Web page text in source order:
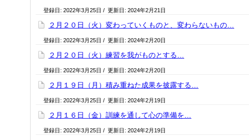
登録日: 2022年3月25日 / 更新日: 2024年2月21日
２月２０日（火）変わっていくものと、変わらないもの…
登録日: 2022年3月25日 / 更新日: 2024年2月20日
２月２０日（火）練習を我がものとする…
登録日: 2022年3月25日 / 更新日: 2024年2月20日
２月１９日（月）積み重ねた成果を披露する…
登録日: 2022年3月25日 / 更新日: 2024年2月19日
２月１６日（金）訓練を通して心の準備を…
登録日: 2022年3月25日 / 更新日: 2024年2月19日